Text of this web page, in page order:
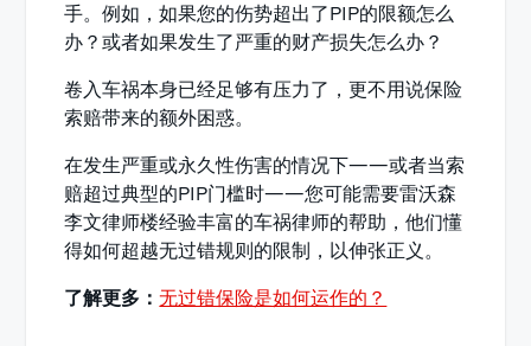
手。例如，如果您的伤势超出了PIP的限额怎么
办？或者如果发生了严重的财产损失怎么办？
卷入车祸本身已经足够有压力了，更不用说保险
索赔带来的额外困惑。
在发生严重或永久性伤害的情况下——或者当索
赔超过典型的PIP门槛时——您可能需要雷沃森
李文律师楼经验丰富的车祸律师的帮助，他们懂
得如何超越无过错规则的限制，以伸张正义。
了解更多：无过错保险是如何运作的？